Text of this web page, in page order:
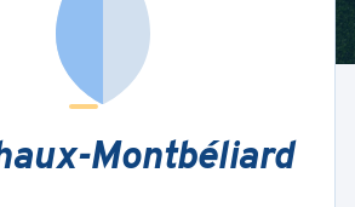
Montbéliard